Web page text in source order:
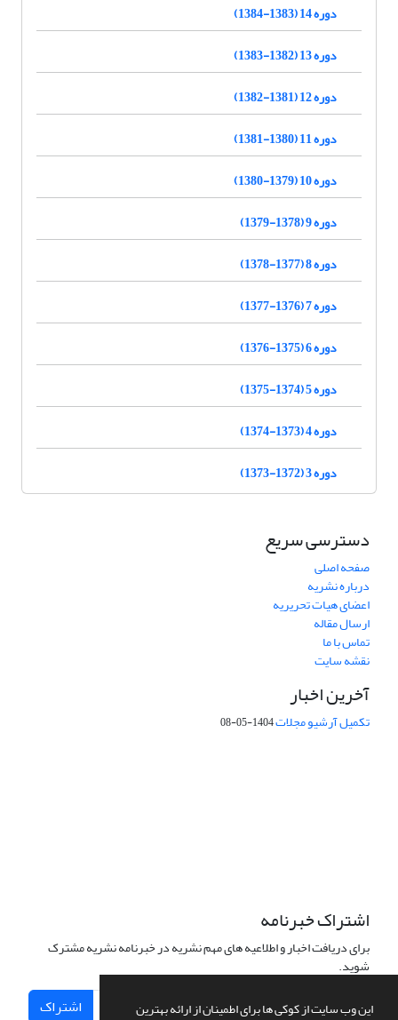
این وب سایت از کوکی ها برای اطمینان از ارائه بهترین
دوره 14 (1383-1384)
دوره 13 (1382-1383)
دوره 12 (1381-1382)
دوره 11 (1380-1381)
دوره 10 (1379-1380)
دوره 9 (1378-1379)
دوره 8 (1377-1378)
دوره 7 (1376-1377)
دوره 6 (1375-1376)
دوره 5 (1374-1375)
دوره 4 (1373-1374)
دوره 3 (1372-1373)
دسترسی سریع
صفحه اصلی
درباره نشریه
اعضای هیات تحریریه
ارسال مقاله
تماس با ما
نقشه سایت
آخرین اخبار
تکمیل آرشیو مجلات1404-05-08
اشتراک خبرنامه
برای دریافت اخبار و اطلاعیه های مهم نشریه در خبرنامه نشریه مشترک
شوید.
اشتراک